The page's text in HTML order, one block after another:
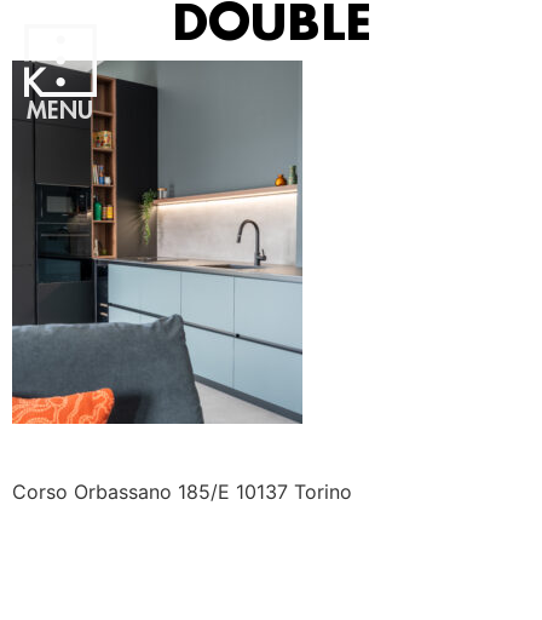
MENU
DOUBLE
Corso Orbassano 185/E 10137 Torino